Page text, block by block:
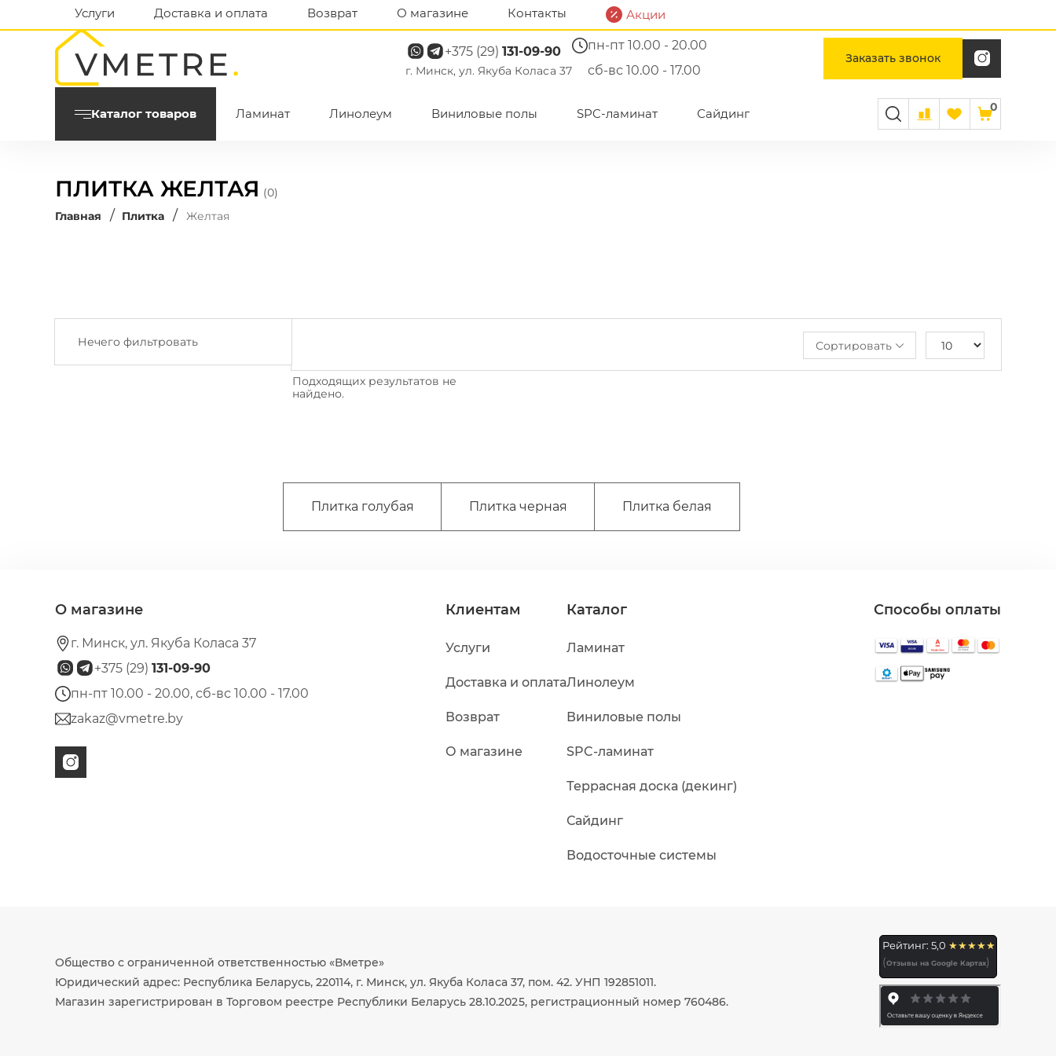
Услуги Доставка и оплата Возврат О магазине Контакты Акции
+375 (29)131-09-90
г. Минск, ул. Якуба Коласа 37
пн-пт 10.00 - 20.00
сб-вс 10.00 - 17.00
Заказать звонок
Каталог товаров Ламинат Линолеум Виниловые полы SPC-ламинат Сайдинг 0
ПЛИТКА ЖЕЛТАЯ (0)
Главная
/ Плитка / Желтая
Нечего фильтровать Сортировать
Подходящих результатов не
найдено.
Плитка голубая Плитка черная Плитка белая
О магазине
г. Минск, ул. Якуба Коласа 37
+375 (29)131-09-90
пн-пт 10.00 - 20.00, сб-вс 10.00 - 17.00
zakaz@vmetre.by
Клиентам
Услуги
Доставка и оплата
Возврат
О магазине
Каталог
Ламинат
Линолеум
Виниловые полы
SPC-ламинат
Террасная доска (декинг)
Сайдинг
Водосточные системы
Способы оплаты
Общество с ограниченной ответственностью «Вметре»
Юридический адрес: Республика Беларусь, 220114, г. Минск, ул. Якуба Коласа 37, пом. 42. УНП 192851011.
Магазин зарегистрирован в Торговом реестре Республики Беларусь 28.10.2025, регистрационный номер 760486.
Рейтинг: 5,0 ★★★★★
(Отзывы на Google Картах)